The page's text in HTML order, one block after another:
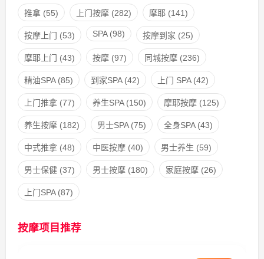
推拿(55) 上门按摩(282) 摩耶(141)
按摩上门 (53) SPA(98) 按摩到家 (25)
摩耶上门 (43) 按摩(97) 同城按摩(236)
精油SPA(85) 到家SPA(42) 上门 SPA(42)
上门推拿(77) 养生SPA(150) 摩耶按摩(125)
养生按摩(182) 男士SPA(75) 全身SPA(43)
中式推拿(48) 中医按摩(40) 男士养生 (59)
男士保健(37) 男士按摩(180) 家庭按摩(26)
上门SPA(87)
按摩项目推荐